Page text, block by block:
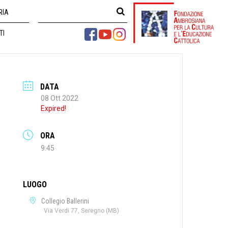
DATA
08 Ott 2022
Expired!
ORA
9:45
LUOGO
Collegio Ballerini
Via Verdi 77, Seregno (MB)